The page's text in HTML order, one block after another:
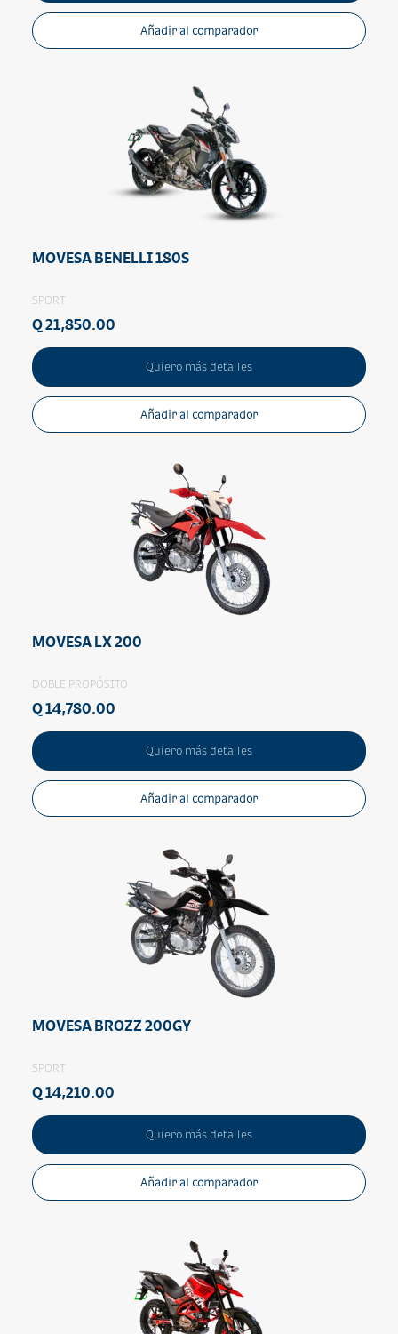
Añadir al comparador
MOVESA BENELLI 180S
SPORT
Q 21,850.00
Quiero más detalles
Añadir al comparador
MOVESA LX 200
DOBLE PROPÓSITO
Q 14,780.00
Quiero más detalles
Añadir al comparador
MOVESA BROZZ 200GY
SPORT
Q 14,210.00
Quiero más detalles
Añadir al comparador